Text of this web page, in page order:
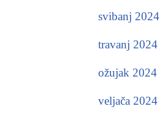
svibanj 2024
travanj 2024
ožujak 2024
veljača 2024